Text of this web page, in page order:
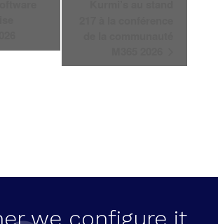
we configure it